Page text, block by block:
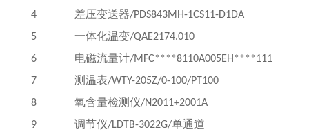
4
差压变送器/PDS843MH-1CS11-D1DA
5
一体化温变/QAE2174.010
6
电磁流量计/MFC****8110A005EH****111
7
测温表/WTY-205Z/0-100/PT100
8
氧含量检测仪/N2011+2001A
9
调节仪/LDTB-3022G/单通道